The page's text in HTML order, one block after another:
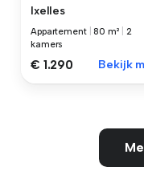
Ixelles
Appartement |80 m²
2
kamers
€ 1.290 Bekijk